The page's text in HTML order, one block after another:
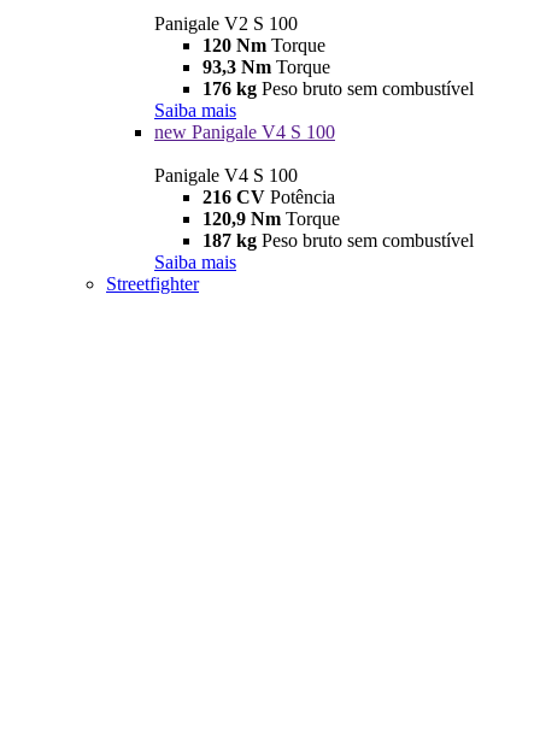
Panigale V2 S 100
120 Nm Torque
93,3 Nm Torque
176 kg Peso bruto sem combustível
Saiba mais
new Panigale V4 S 100
Panigale V4 S 100
216 CV Potência
120,9 Nm Torque
187 kg Peso bruto sem combustível
Saiba mais
Streetfighter